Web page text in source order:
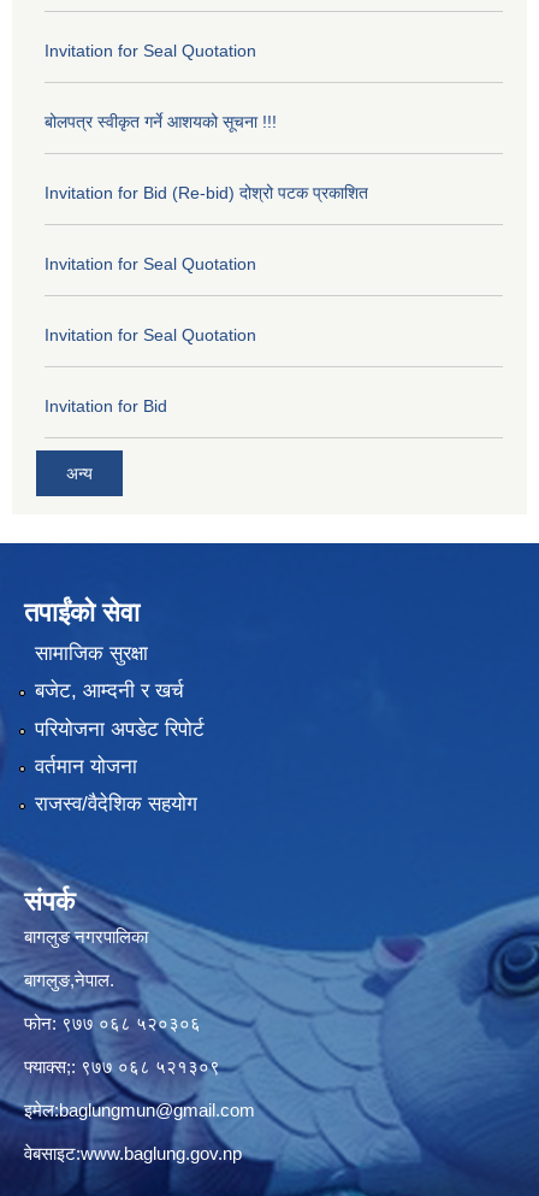
Invitation for Seal Quotation
बोलपत्र स्वीकृत गर्ने आशयको सूचना !!!
Invitation for Bid (Re-bid) दोश्रो पटक प्रकाशित
Invitation for Seal Quotation
Invitation for Seal Quotation
Invitation for Bid
अन्य
तपाईंको सेवा
सामाजिक सुरक्षा
बजेट, आम्दनी र खर्च
परियोजना अपडेट रिपोर्ट
वर्तमान योजना
राजस्व/वैदेशिक सहयोग
संपर्क
बागलुङ नगरपालिका
बागलुङ,नेपाल.
फोन: ९७७ ०६८ ५२०३०६
फ्याक्स;: ९७७ ०६८ ५२१३०९
इमेल:baglungmun@gmail.com
वेबसाइट:www.baglung.gov.np